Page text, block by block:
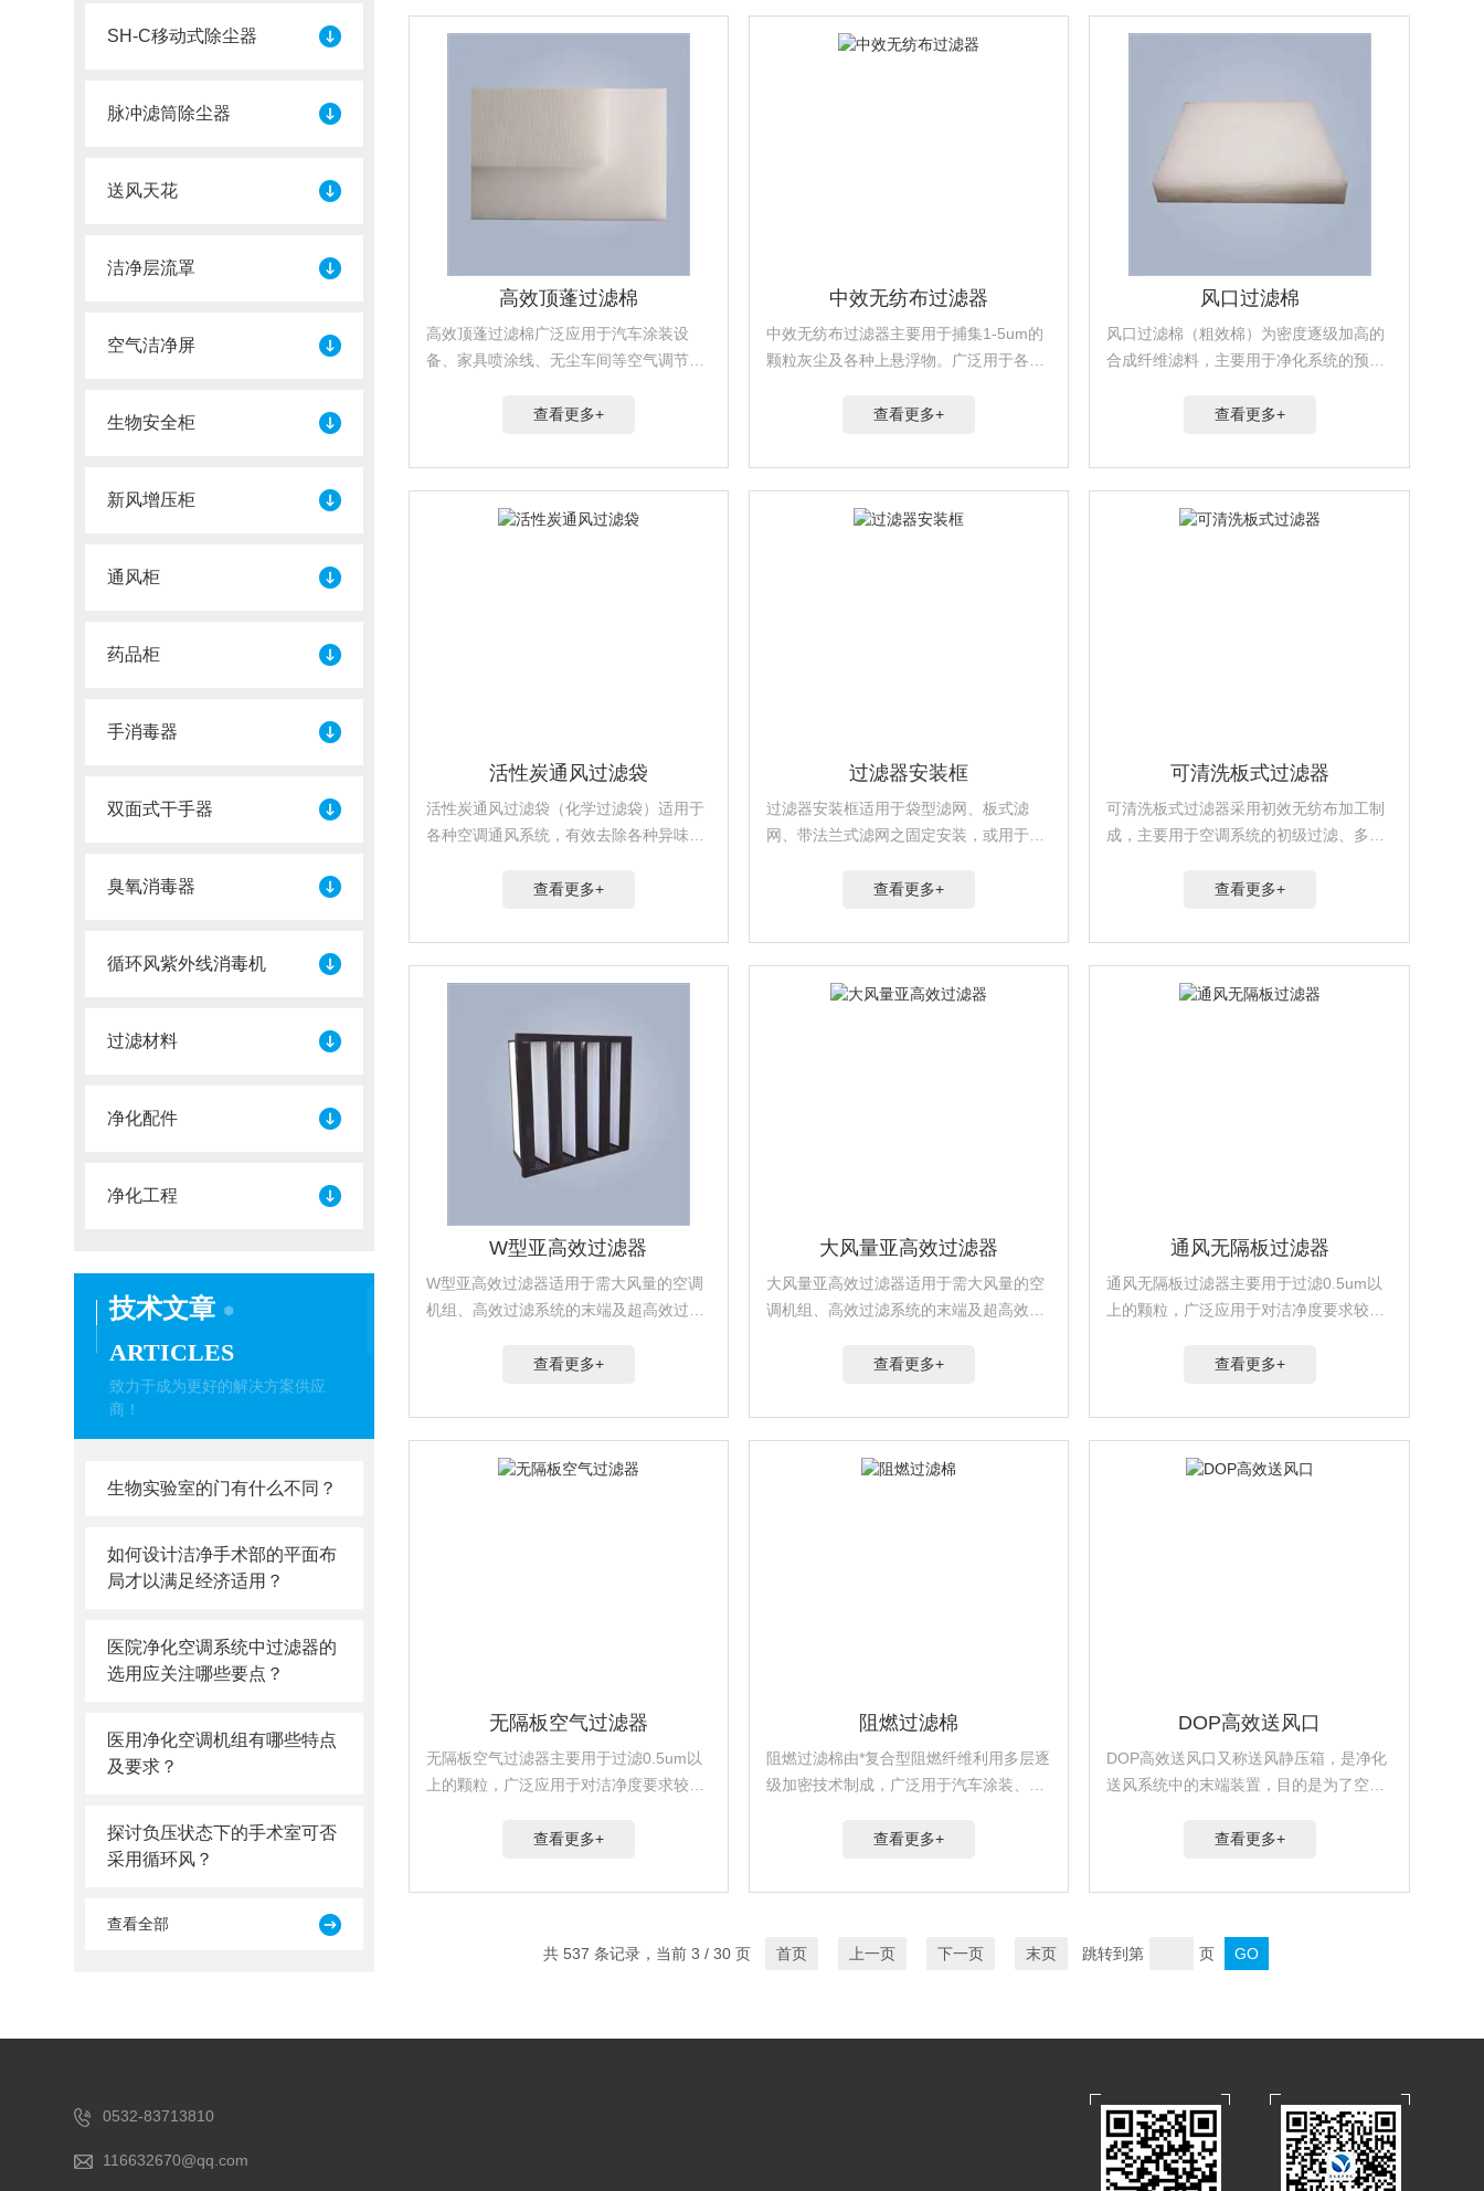
SH-C移动式除尘器
脉冲滤筒除尘器
送风天花
洁净层流罩
空气洁净屏
生物安全柜
新风增压柜
通风柜
药品柜
手消毒器
双面式干手器
臭氧消毒器
循环风紫外线消毒机
过滤材料
净化配件
净化工程
技术文章
ARTICLES
致力于成为更好的解决方案供应
商！
生物实验室的门有什么不同？
如何设计洁净手术部的平面布
局才以满足经济适用？
医院净化空调系统中过滤器的
选用应关注哪些要点？
医用净化空调机组有哪些特点
及要求？
探讨负压状态下的手术室可否
采用循环风？
查看全部
高效顶蓬过滤棉
高效顶蓬过滤棉广泛应用于汽车涂装设
备、家具喷涂线、无尘车间等空气调节系
空气净化和表面涂装领域。
查看更多+
中效无纺布过滤器
中效无纺布过滤器主要用于捕集1-5um的
颗粒灰尘及各种上悬浮物。广泛用于各种
级保护。产品位于高效过滤器的前段，以
查看更多+
风口过滤棉
风口过滤棉（粗效棉）为密度逐级加高的
合成纤维滤料，主要用于净化系统的预过
遍的过滤材料，以过滤大气中的≥5μm颗
查看更多+
活性炭通风过滤袋
活性炭通风过滤袋（化学过滤袋）适用于
各种空调通风系统，有效去除各种异味、
活性炭纤维与过滤棉复合而成。有阻力
查看更多+
过滤器安装框
过滤器安装框适用于袋型滤网、板式滤
网、带法兰式滤网之固定安装，或用于组
查看更多+
可清洗板式过滤器
可清洗板式过滤器采用初效无纺布加工制
成，主要用于空调系统的初级过滤、多级
查看更多+
W型亚高效过滤器
W型亚高效过滤器适用于需大风量的空调
机组、高效过滤系统的末端及超高效过滤
子、生物制药、医疗实验室、食品饮料、
查看更多+
大风量亚高效过滤器
大风量亚高效过滤器适用于需大风量的空
调机组、高效过滤系统的末端及超高效过
子、生物制药、医疗实验室、食品饮料、
查看更多+
通风无隔板过滤器
通风无隔板过滤器主要用于过滤0.5um以
上的颗粒，广泛应用于对洁净度要求较高
查看更多+
无隔板空气过滤器
无隔板空气过滤器主要用于过滤0.5um以
上的颗粒，广泛应用于对洁净度要求较高
查看更多+
阻燃过滤棉
阻燃过滤棉由*复合型阻燃纤维利用多层逐
级加密技术制成，广泛用于汽车涂装、高
查看更多+
DOP高效送风口
DOP高效送风口又称送风静压箱，是净化
送风系统中的末端装置，目的是为了空气
压，使高效过滤器出风均匀。高效送风口
装在洁净室顶棚等处。
查看更多+
共 537 条记录，当前 3 / 30 页 首页 上一页 下一页 末页 跳转到第 页
0532-83713810
116632670@qq.com